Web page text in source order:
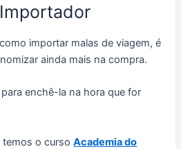
importar malas de viagem, é
ainda mais na compra.
enchê-la na hora que for
temos o cursoAcademia do